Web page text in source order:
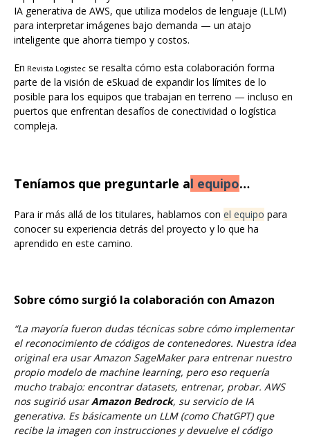
IA generativa de AWS, que utiliza modelos de lenguaje (LLM)
para interpretar imágenes bajo demanda — un atajo
inteligente que ahorra tiempo y costos.
En Revista Logistec se resalta cómo esta colaboración forma
parte de la visión de eSkuad de expandir los límites de lo
posible para los equipos que trabajan en terreno — incluso en
puertos que enfrentan desafíos de conectividad o logística
compleja.
Teníamos que preguntarle al equipo…
Para ir más allá de los titulares, hablamos con el equipo para
conocer su experiencia detrás del proyecto y lo que ha
aprendido en este camino.
Sobre cómo surgió la colaboración con Amazon
“La mayoría fueron dudas técnicas sobre cómo implementar
el reconocimiento de códigos de contenedores. Nuestra idea
original era usar Amazon SageMaker para entrenar nuestro
propio modelo de machine learning, pero eso requería
mucho trabajo: encontrar datasets, entrenar, probar. AWS
nos sugirió usarAmazon Bedrock, su servicio de IA
generativa. Es básicamente un LLM (como ChatGPT) que
recibe la imagen con instrucciones y devuelve el código